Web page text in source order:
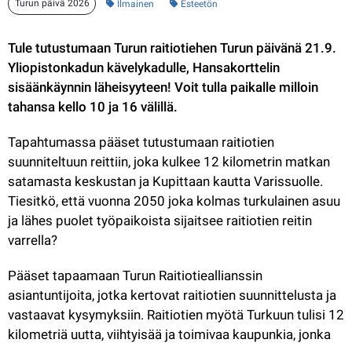
Turun päivä 2026 Ilmainen Esteetön
Tule tutustumaan Turun raitiotiehen Turun päivänä 21.9.
Yliopistonkadun kävelykadulle, Hansakorttelin
sisäänkäynnin läheisyyteen! Voit tulla paikalle milloin
tahansa kello 10 ja 16 välillä.
Tapahtumassa pääset tutustumaan raitiotien
suunniteltuun reittiin, joka kulkee 12 kilometrin matkan
satamasta keskustan ja Kupittaan kautta Varissuolle.
Tiesitkö, että vuonna 2050 joka kolmas turkulainen asuu
ja lähes puolet työpaikoista sijaitsee raitiotien reitin
varrella?
Pääset tapaamaan Turun Raitiotieallianssin
asiantuntijoita, jotka kertovat raitiotien suunnittelusta ja
vastaavat kysymyksiin. Raitiotien myötä Turkuun tulisi 12
kilometriä uutta, viihtyisää ja toimivaa kaupunkia, jonka